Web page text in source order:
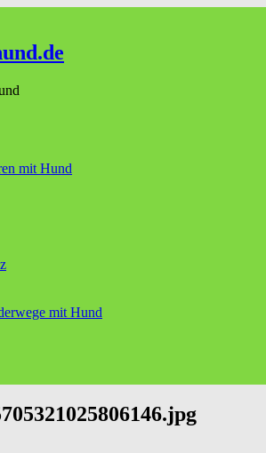
mit Hund
mit Hund